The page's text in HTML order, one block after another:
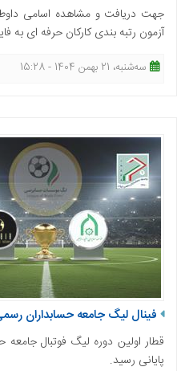
جهت دریافت و مشاهده اسامی
آزمون رتبه بندی کارکان حرفه ای به
ﺳﻪشنبه، 21 بهمن 1404 - 15:28
فینال لیگ جامعه حسابداران
قطار اولین دوره لیگ فوتبال جامعه
پایانی رسید.